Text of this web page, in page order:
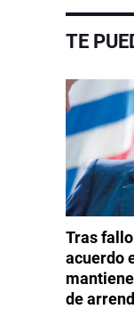
TE
Tras
acuerdo
de